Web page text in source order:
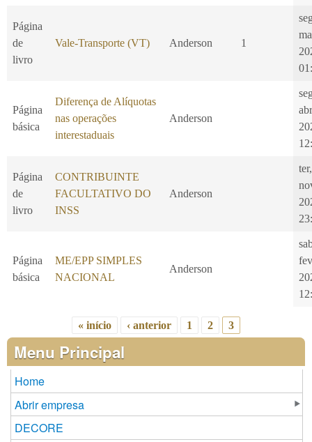
Página
de
livro
Vale-Transporte (VT) Anderson 1
Página
básica
Diferença de Alíquotas
nas operações
interestaduais
Anderson
abr
Página
de
livro
CONTRIBUINTE
FACULTATIVO DO
INSS
Anderson
Página
básica
ME/EPP SIMPLES
NACIONAL
Anderson
fev
Páginas
« início ‹ anterior 1 2 3
Menu Principal
Home
Abrir empresa
DECORE